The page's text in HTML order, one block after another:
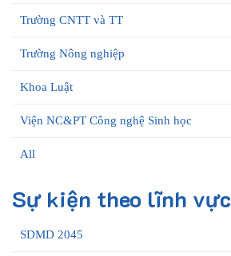
Trường CNTT và TT
Trường Nông nghiệp
Khoa Luật
Viện NC&PT Công nghệ Sinh học
All
Sự kiện theo lĩnh vực
SDMD 2045